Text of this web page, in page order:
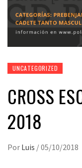
UNCATEGORIZED
CROSS
2018
Por Luis /05/10/2018